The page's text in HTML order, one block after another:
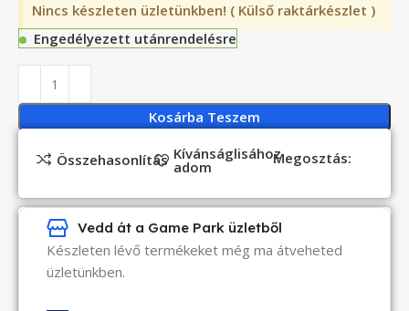
Nincs készleten üzletünkben! ( Külső raktárkészlet )
Engedélyezett utánrendelésre
Kosárba Teszem
Összehasonlítás Kívánságlisához
adom Megosztás:
Vedd át a Game Park üzletből
Készleten lévő termékeket még ma átveheted
üzletünkben.